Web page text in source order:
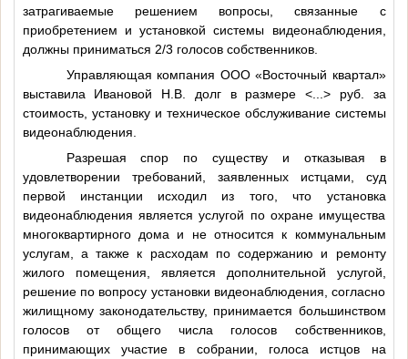
затрагиваемые решением вопросы, связанные с
приобретением и установкой системы видеонаблюдения,
должны приниматься 2/3 голосов собственников.
Управляющая компания ООО «Восточный квартал»
выставила Ивановой Н.В. долг в размере <...> руб. за
стоимость, установку и техническое обслуживание системы
видеонаблюдения.
Разрешая спор по существу и отказывая в
удовлетворении требований, заявленных истцами, суд
первой инстанции исходил из того, что установка
видеонаблюдения является услугой по охране имущества
многоквартирного дома и не относится к коммунальным
услугам, а также к расходам по содержанию и ремонту
жилого помещения, является дополнительной услугой,
решение по вопросу установки видеонаблюдения, согласно
жилищному законодательству, принимается большинством
голосов от общего числа голосов собственников,
принимающих участие в собрании, голоса истцов на